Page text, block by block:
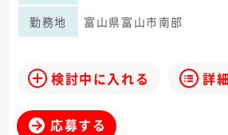
勤務地
富山県富山市南部
検討中に入れる 詳
応募する